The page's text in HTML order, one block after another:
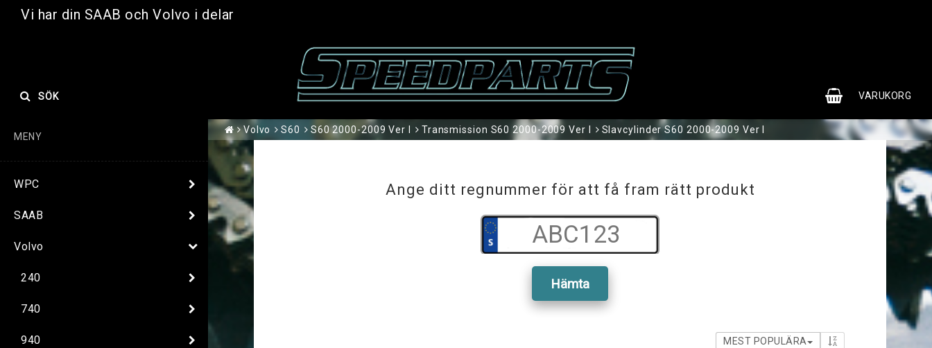
Vi har din SAAB och Volvo i delar
VARUKORG
SÖK
MENY
WPC
SAAB
Volvo
240
740
940
Volvo S60 S60 2000-2009 Ver I Transmission S60 2000-2009 Ver I Slavcylinder S60 2000-2009 Ver I
Ange ditt regnummer för att få fram rätt produkt
Hämta
MEST POPULÄRA